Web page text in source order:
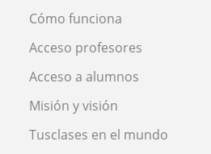
Cómo funciona
Acceso profesores
Acceso a alumnos
Misión y visión
Tusclases en el mundo